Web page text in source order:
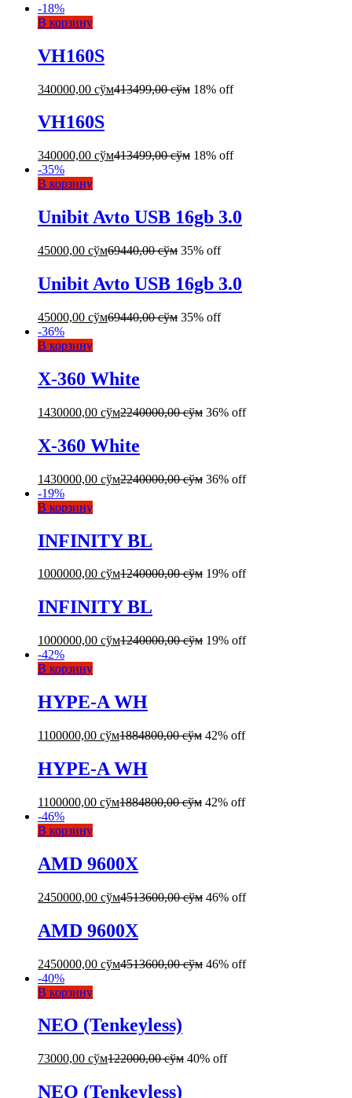
-18%
В корзину
VH160S
340000,00 сўм413499,00сўм 18% off
VH160S
340000,00 сўм413499,00сўм 18% off
-35%
В корзину
Unibit Avto USB 16gb 3.0
45000,00 сўм69440,00сўм 35% off
Unibit Avto USB 16gb 3.0
45000,00 сўм69440,00сўм 35% off
-36%
В корзину
X-360 White
1430000,00 сўм2240000,00сўм 36% off
X-360 White
1430000,00 сўм2240000,00сўм 36% off
-19%
В корзину
INFINITY BL
1000000,00 сўм1240000,00сўм 19% off
INFINITY BL
1000000,00 сўм1240000,00сўм 19% off
-42%
В корзину
HYPE-A WH
1100000,00 сўм1884800,00сўм 42% off
HYPE-A WH
1100000,00 сўм1884800,00сўм 42% off
-46%
В корзину
AMD 9600X
2450000,00 сўм4513600,00сўм 46% off
AMD 9600X
2450000,00 сўм4513600,00сўм 46% off
-40%
В корзину
NEO (Tenkeyless)
73000,00 сўм122000,00сўм 40% off
NEO (Tenkeyless)